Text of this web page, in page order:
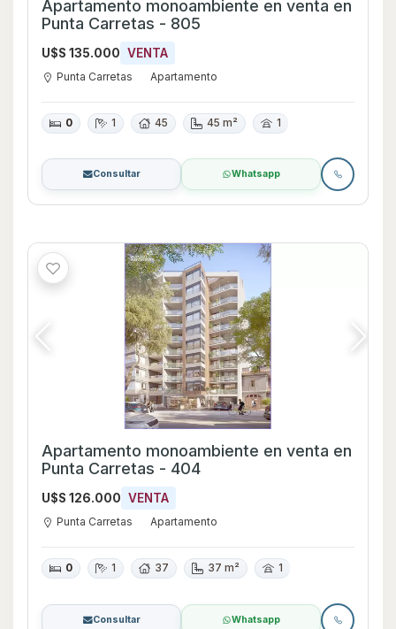
Apartamento monoambiente en venta en
Punta Carretas - 805
U$S 135.000 VENTA
Punta Carretas Apartamento
0 1 45 45 m² 1
Consultar Whatsapp
Apartamento monoambiente en venta en
Punta Carretas - 404
U$S 126.000 VENTA
Punta Carretas Apartamento
0 1 37 37 m² 1
Consultar Whatsapp